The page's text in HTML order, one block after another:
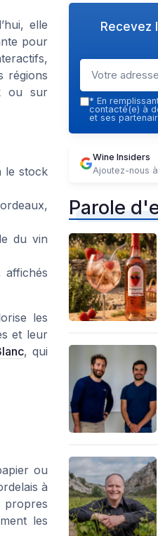
elle
pour
régions
ou sur
le stock
du vin
affichés
les
et leur
, qui
ou
à
propres
les
Recevez
* En
contacté(e) à
et ses
Wine Insiders
Ajoutez-nous
Parole